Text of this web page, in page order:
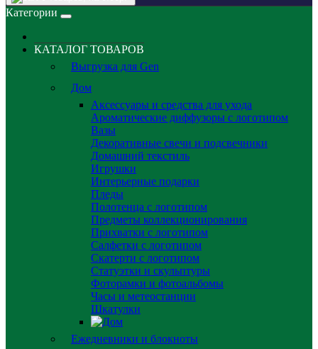
Категории
КАТАЛОГ ТОВАРОВ
Выгрузка для Gen
Дом
Аксессуары и средства для ухода
Ароматические диффузоры с логотипом
Вазы
Декоративные свечи и подсвечники
Домашний текстиль
Игрушки
Интерьерные подарки
Пледы
Полотенца с логотипом
Предметы коллекционирования
Прихватки с логотипом
Салфетки с логотипом
Скатерти с логотипом
Статуэтки и скульптуры
Фоторамки и фотоальбомы
Часы и метеостанции
Шкатулки
Ежедневники и блокноты